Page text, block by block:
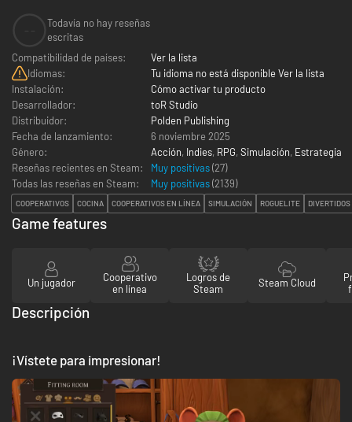
Todavía no hay reseñas
escritas
Compatibilidad de países:
Ver la lista
Idiomas:
Tu idioma no está disponible Ver la lista
Instalación:
Cómo activar tu producto
Desarrollador:
toR Studio
Distribuidor:
Polden Publishing
Fecha de lanzamiento:
6 noviembre 2025
Género:
Acción, Indies, RPG, Simulación, Estrategia
Reseñas recientes en Steam:
Muy positivas(27)
Todas las reseñas en Steam:
Muy positivas(2139)
COOPERATIVOS COCINA COOPERATIVOS EN LÍNEA SIMULACIÓN ROGUELITE DIVERTIDOS
Game features
Un jugador
Cooperativo
en línea
Logros de
Steam
Steam Cloud
Descripción
¡Vístete para impresionar!